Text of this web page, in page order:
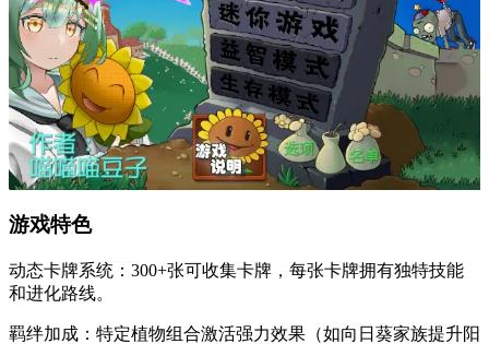
游戏特色
动态卡牌系统：300+张可收集卡牌，每张卡牌拥有独特技能
和进化路线。
羁绊加成：特定植物组合激活强力效果（如向日葵家族提升阳